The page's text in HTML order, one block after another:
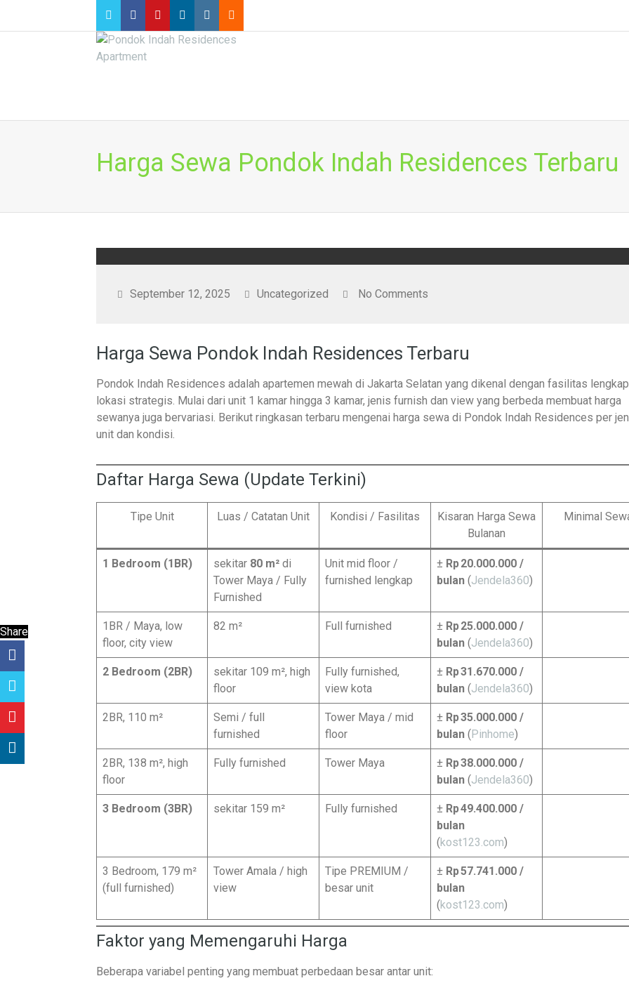
Harga Sewa Pondok Indah Residences Terbaru
September 12, 2025 Uncategorized No Comments
Harga Sewa Pondok Indah Residences Terbaru
Pondok Indah Residences adalah apartemen mewah di Jakarta Selatan yang dikenal dengan fasilitas
lokasi strategis. Mulai dari unit 1 kamar hingga 3 kamar, jenis furnish dan view yang berbeda membuat harga
sewanya juga bervariasi. Berikut ringkasan terbaru mengenai harga sewa di Pondok Indah Residences per
unit dan kondisi.
Daftar Harga Sewa (Update Terkini)
Tipe Unit Luas / Catatan Unit Kondisi / Fasilitas
Kisaran Harga Sewa
Bulanan
Minimal
1 Bedroom (1BR) sekitar 80 m² di
Tower Maya / Fully
Furnished
Unit mid floor /
furnished lengkap
± Rp 20.000.000 /
bulan (Jendela360)
1BR / Maya, low
floor, city view
82 m² Full furnished ± Rp 25.000.000 /
bulan (Jendela360)
2 Bedroom (2BR)
sekitar 109 m², high
floor
Fully furnished,
view kota
± Rp 31.670.000 /
bulan (Jendela360)
2BR, 110 m²
Semi / full
furnished
Tower Maya / mid
floor
± Rp 35.000.000 /
bulan (Pinhome)
2BR, 138 m², high
floor
Fully furnished Tower Maya ± Rp 38.000.000 /
bulan (Jendela360)
3 Bedroom (3BR) sekitar 159 m² Fully furnished ± Rp 49.400.000 /
bulan
(kost123.com)
3 Bedroom, 179 m²
(full furnished)
Tower Amala / high
view
Tipe PREMIUM /
besar unit
± Rp 57.741.000 /
bulan
(kost123.com)
Faktor yang Memengaruhi Harga
Beberapa variabel penting yang membuat perbedaan besar antar unit:
Share